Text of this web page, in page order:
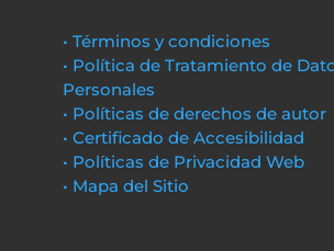
• Términos y condiciones
• Política de Tratamiento de
Personales
• Políticas de derechos de autor
• Certificado de Accesibilidad
• Políticas de Privacidad Web
• Mapa del Sitio